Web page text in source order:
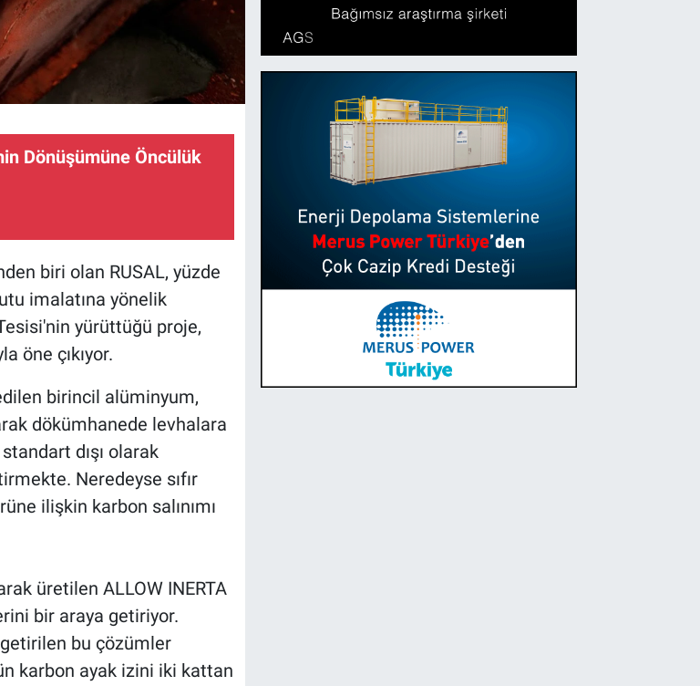
Dönüşümüne Öncülük
biri olan RUSAL, yüzde
imalatına yönelik
yürüttüğü proje,
öne çıkıyor.
birincil alüminyum,
dökümhanede levhalara
dışı olarak
Neredeyse sıfır
ilişkin karbon salınımı
üretilen ALLOW INERTA
bir araya getiriyor.
bu çözümler
karbon ayak izini iki kattan